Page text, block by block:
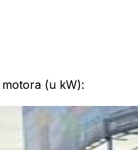
motora (u kW):